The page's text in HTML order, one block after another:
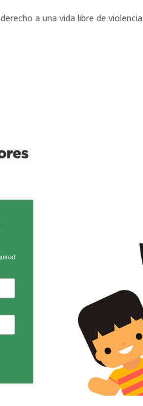
a una vida libre de